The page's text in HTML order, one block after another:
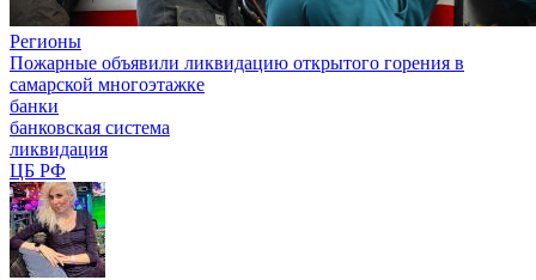
Регионы
Пожарные объявили ликвидацию открытого горения в
самарской многоэтажке
банки
банковская система
ликвидация
ЦБ РФ